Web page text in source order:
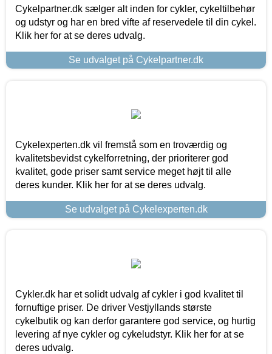
Cykelpartner.dk sælger alt inden for cykler, cykeltilbehør
og udstyr og har en bred vifte af reservedele til din cykel.
Klik her for at se deres udvalg.
Se udvalget på Cykelpartner.dk
Cykelexperten.dk vil fremstå som en troværdig og
kvalitetsbevidst cykelforretning, der prioriterer god
kvalitet, gode priser samt service meget højt til alle
deres kunder. Klik her for at se deres udvalg.
Se udvalget på Cykelexperten.dk
Cykler.dk har et solidt udvalg af cykler i god kvalitet til
fornuftige priser. De driver Vestjyllands største
cykelbutik og kan derfor garantere god service, og hurtig
levering af nye cykler og cykeludstyr. Klik her for at se
deres udvalg.